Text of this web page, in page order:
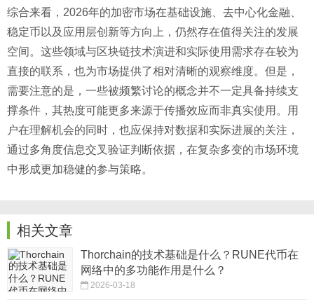
综合来看，2026年的加密市场在基础设施、去中心化金融、
稳定币以及应用层创新等方向上，仍然存在值得关注的发展
空间。这些领域与区块链技术演进和实际使用需求存在较为
直接的联系，也为市场提供了相对清晰的观察维度。但是，
需要注意的是，一些被频繁讨论的概念并不一定具备持续支
撑条件，其热度可能更多来源于传播效应而非真实使用。用
户在理解机会的同时，也应保持对数据和实际进展的关注，
通过多角度信息交叉验证判断依据，在复杂多变的市场环境
中形成更加稳健的参与策略。
相关文章
Thorchain的技术基础是什么？RUNE代币在
网络中的多功能作用是什么？
2026-03-18